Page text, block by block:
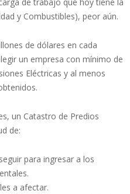
y Combustibles), peor aún.
de dólares en cada
un empresa con mínimo de
Eléctricas y al menos
un Catastro de Predios
de:
para ingresar a los
a afectar.